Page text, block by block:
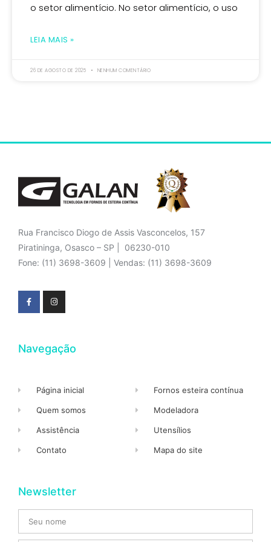
o setor alimentício. No setor alimentício, o uso
LEIA MAIS »
26 DE AGOSTO DE 2025 NENHUM COMENTÁRIO
Rua Francisco Diogo de Assis Vasconcelos, 157
Piratininga, Osasco – SP | 06230-010
Fone: (11) 3698-3609 | Vendas: (11) 3698-3609
Navegação
Página inicial
Quem somos
Assistência
Contato
Fornos esteira contínua
Modeladora
Utensílios
Mapa do site
Newsletter